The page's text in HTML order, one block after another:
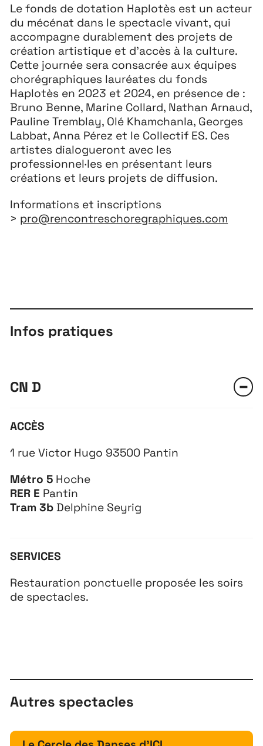
26 JUILLET ↘ 5 SEPTEMBRE
Playground26
3 ↘ 29 NOVEMBRE
Festival26
11 MAI ↘ 13 JUIN
Le fonds de dotation Haplotès est un acteur
du mécénat dans le spectacle vivant, qui
accompagne durablement des projets de
création artistique et d’accès à la culture.
Cette journée sera consacrée aux équipes
chorégraphiques lauréates du fonds
Haplotès en 2023 et 2024, en présence de :
Bruno Benne, Marine Collard, Nathan Arnaud,
Pauline Tremblay, Olé Khamchanla, Georges
Labbat, Anna Pérez et le Collectif ES. Ces
artistes dialogueront avec les
professionnel·les en présentant leurs
créations et leurs projets de diffusion.
Informations et inscriptions
> pro@rencontreschoregraphiques.com
Infos pratiques
CN D
ACCÈS
1 rue Victor Hugo 93500 Pantin
Métro 5 Hoche
RER E Pantin
Tram 3bDelphine Seyrig
SERVICES
Restauration ponctuelle proposée les soirs
de spectacles.
Autres spectacles